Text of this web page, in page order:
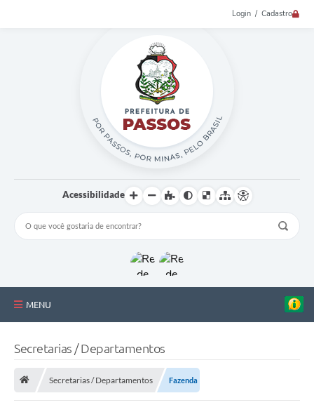
Login / Cadastro
Acessibilidade
MENU
Secretarias / Departamentos
Secretarias / Departamentos Fazenda